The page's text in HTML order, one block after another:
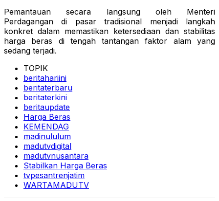
Pemantauan secara langsung oleh Menteri
Perdagangan di pasar tradisional menjadi langkah
konkret dalam memastikan ketersediaan dan stabilitas
harga beras di tengah tantangan faktor alam yang
sedang terjadi.
TOPIK
beritahariini
beritaterbaru
beritaterkini
beritaupdate
Harga Beras
KEMENDAG
madinululum
madutvdigital
madutvnusantara
Stabilkan Harga Beras
tvpesantrenjatim
WARTAMADUTV